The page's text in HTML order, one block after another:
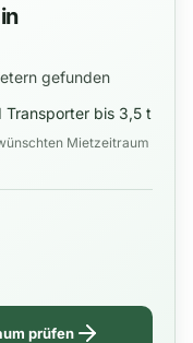
gefunden
Transporter bis 3,5 t
Mietzeitraum
prüfen